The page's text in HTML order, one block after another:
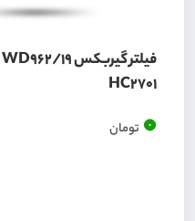
HC2701
0 تومان